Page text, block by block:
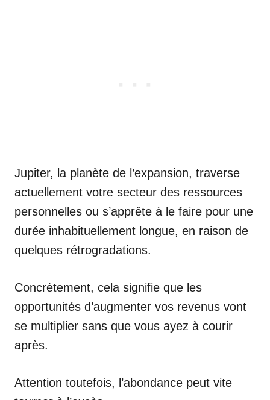
Jupiter, la planète de l’expansion, traverse
actuellement votre secteur des ressources
personnelles ou s’apprête à le faire pour une
durée inhabituellement longue, en raison de
quelques rétrogradations.
Concrètement, cela signifie que les
opportunités d’augmenter vos revenus vont
se multiplier sans que vous ayez à courir
après.
Attention toutefois, l’abondance peut vite